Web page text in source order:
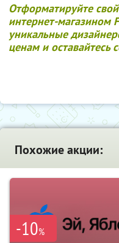
Отформатируйте
интернет-магазином
уникальные
ценам и оставайтесь
Похожие акции:
-10%